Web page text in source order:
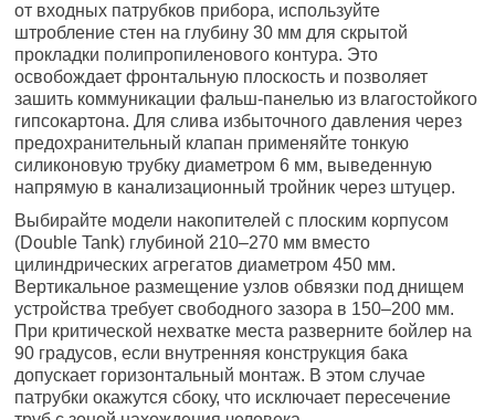
от входных патрубков прибора, используйте
штробление стен на глубину 30 мм для скрытой
прокладки полипропиленового контура. Это
освобождает фронтальную плоскость и позволяет
зашить коммуникации фальш-панелью из влагостойкого
гипсокартона. Для слива избыточного давления через
предохранительный клапан применяйте тонкую
силиконовую трубку диаметром 6 мм, выведенную
напрямую в канализационный тройник через штуцер.
Выбирайте модели накопителей с плоским корпусом
(Double Tank) глубиной 210–270 мм вместо
цилиндрических агрегатов диаметром 450 мм.
Вертикальное размещение узлов обвязки под днищем
устройства требует свободного зазора в 150–200 мм.
При критической нехватке места разверните бойлер на
90 градусов, если внутренняя конструкция бака
допускает горизонтальный монтаж. В этом случае
патрубки окажутся сбоку, что исключает пересечение